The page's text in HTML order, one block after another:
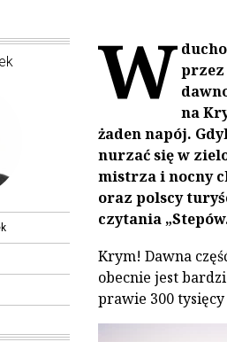
Wprzez
na
żaden napój.
nurzać się w
mistrza i nocny
oraz polscy
czytania
Krym! Dawna
obecnie jest
prawie 300